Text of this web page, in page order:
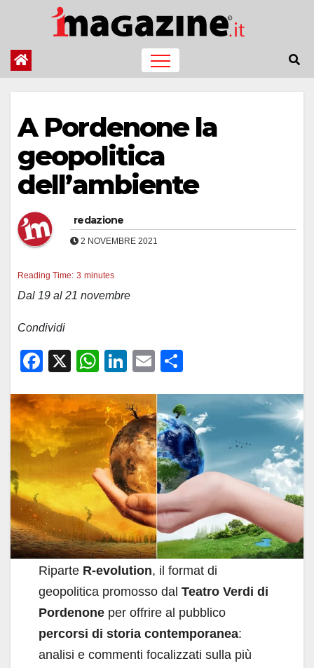
contenuto
A Pordenone la
geopolitica
dell’ambiente
redazione
2 NOVEMBRE 2021
Reading Time: 3 minutes
Dal 19 al 21 novembre
Condividi
F
c
e
b
o
o
k
X
W
at
s
A
p
p
Li
k
e
dI
n
E
ail n
di
vi
di
Riparte R-evolution, il format di
geopolitica promosso dal Teatro Verdi di
Pordenone per offrire al pubblico
percorsi di storia contemporanea:
analisi e commenti focalizzati sulla più